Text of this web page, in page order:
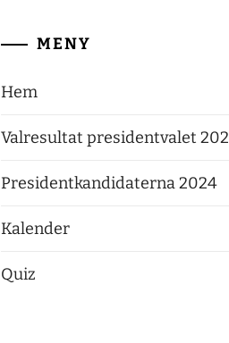
MENY
Hem
Valresultat presidentvalet
Presidentkandidaterna 2024
Kalender
Quiz